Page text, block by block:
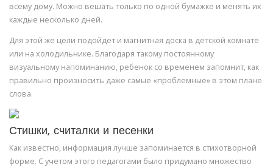
всему дому. Можно вешать только по одной бумажке и менять их
каждые несколько дней.
Для этой же цели подойдет и магнитная доска в детской комнате
или на холодильнике. Благодаря такому постоянному
визуальному напоминанию, ребенок со временем запомнит, как
правильно произносить даже самые «проблемные» в этом плане
слова.
Стишки, считалки и песенки
Как известно, информация лучше запоминается в стихотворной
форме. С учетом этого педагогами было придумано множество